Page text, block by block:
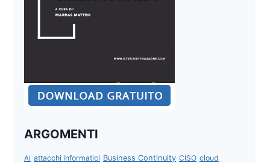
ARGOMENTI
AI attacchi informatici Business Continuity CISO cloud